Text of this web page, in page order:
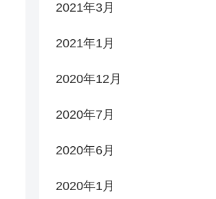
2021年3月
2021年1月
2020年12月
2020年7月
2020年6月
2020年1月